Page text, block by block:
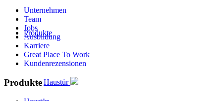
Produkte
Haustür
Unternehmen
Team
Jobs
Ausbildung
Karriere
Great Place To Work
Kundenrezensionen
Produkte